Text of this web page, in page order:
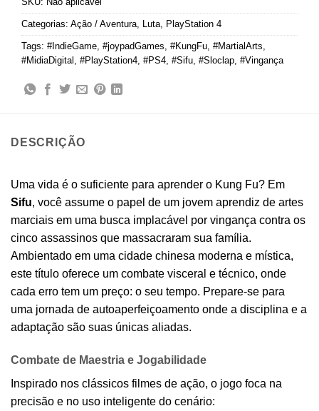
Categorias: Ação / Aventura Luta PlayStation 4
Tags: #IndieGame #joypadGames #KungFu #MartialArts
#MidiaDigital
#PlayStation4 #PS4 #Sifu #Sloclap #Vingança
DESCRIÇÃO
Uma vida é o suficiente para aprender o Kung Fu? Em
Sifu, você assume o papel de um jovem aprendiz de artes
marciais em uma busca implacável por vingança contra os
cinco assassinos que massacraram sua família.
Ambientado em uma cidade chinesa moderna e mística,
este título oferece um combate visceral e técnico, onde
cada erro tem um preço: o seu tempo. Prepare-se para
uma jornada de autoaperfeiçoamento onde a disciplina e a
adaptação são suas únicas aliadas.
Combate de Maestria e Jogabilidade
Inspirado nos clássicos filmes de ação, o jogo foca na
precisão e no uso inteligente do cenário: